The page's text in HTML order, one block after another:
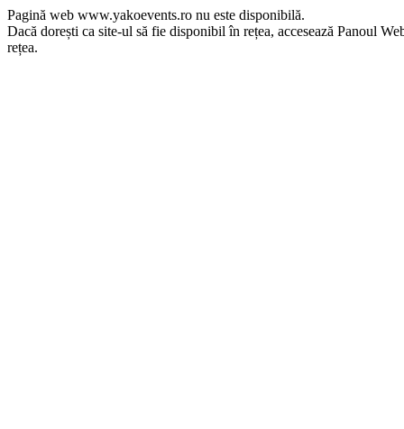
Pagină web www.yakoevents.ro nu este disponibilă.
Dacă dorești ca site-ul să fie disponibil în rețea, accesează Panoul
rețea.